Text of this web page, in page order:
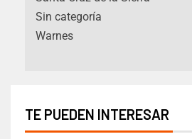
Sin categoría
Warnes
TE PUEDEN INTERESAR